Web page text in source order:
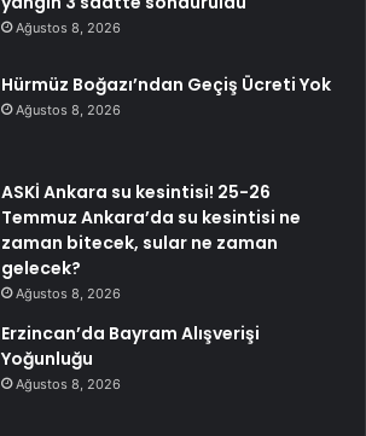
Ağustos 8, 2026
Hürmüz Boğazı’ndan Geçiş Ücreti Yok
Ağustos 8, 2026
ASKİ Ankara su kesintisi! 25-26
Temmuz Ankara’da su kesintisi ne
zaman bitecek, sular ne zaman
gelecek?
Ağustos 8, 2026
Erzincan’da Bayram Alışverişi
Yoğunluğu
Ağustos 8, 2026